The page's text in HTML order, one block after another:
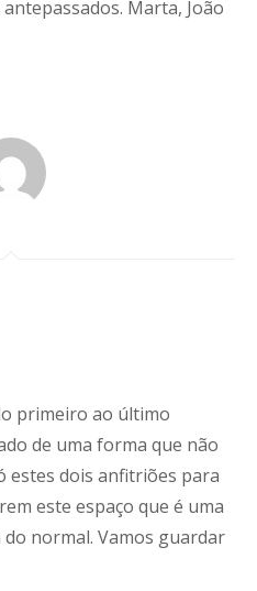
Marta, João
primeiro ao último
de uma forma que não
estes dois anfitriões para
este espaço que é uma
normal. Vamos guardar